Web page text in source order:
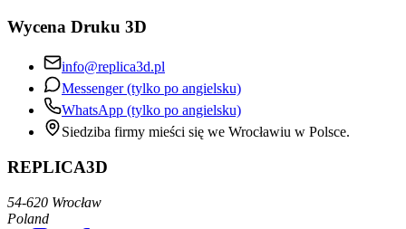
Wycena Druku 3D
info@replica3d.pl
Messenger (tylko po angielsku)
WhatsApp (tylko po angielsku)
Siedziba firmy mieści się we Wrocławiu w Polsce.
REPLICA3D
54-620 Wrocław
Poland